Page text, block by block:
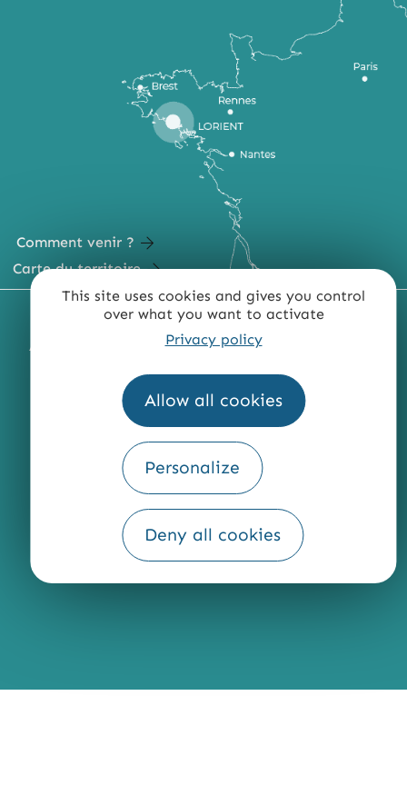
This site uses cookies and gives you control
over what you want to activate
Privacy policy
Allow all cookies
Personalize
Deny all cookies
Comment venir ?
Carte du territoire
MENTIONS LÉGALES PLAN DU SITE
ACCESSIBILITÉ : NON CONFORME
QUI SOMMES-NOUS ?
Fourni par